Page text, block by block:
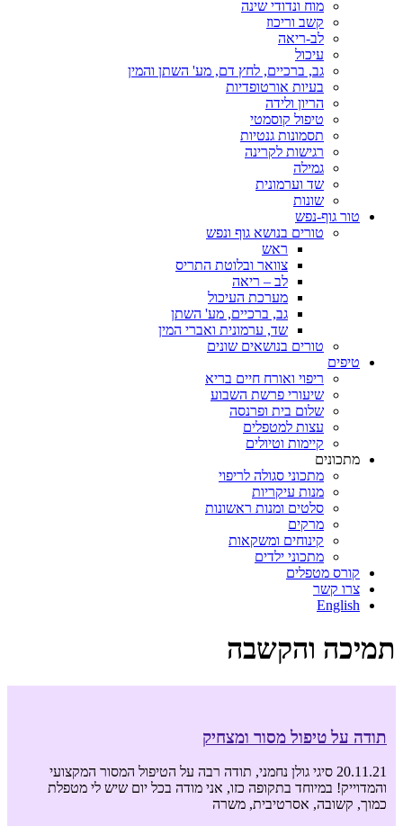
מוח ונדודי שינה
קשב וריכוז
לב-ריאה
עיכול
גב, ברכיים, לחץ דם, מע' השתן והמין
בעיות אורטופדיות
הריון ולידה
טיפול קוסמטי
תסמונות גנטיות
רגישות לקרינה
גמילה
שד וערמונית
שונות
טור גוף-נפש
טורים בנושא גוף ונפש
ראש
צוואר ובלוטת התריס
לב – ריאה
מערכת העיכול
גב, ברכיים, מע' השתן
שד, ערמונית ואברי המין
טורים בנושאים שונים
טיפים
ריפוי ואורח חיים בריא
שיעורי פרשת השבוע
שלום בית ופרנסה
עצות למטפלים
קיימות וטיולים
מתכונים
מתכוני סגולה לריפוי
מנות עיקריות
סלטים ומנות ראשונות
מרקים
קינוחים ומשקאות
מתכוני ילדים
קורס מטפלים
צרו קשר
English
תמיכה והקשבה
תודה על טיפול מסור ומצחיק
20.11.21 סיגי גולן נחמני, תודה רבה על הטיפול המסור המקצועי
והמדוייק! במיוחד בתקופה כזו, אני מודה בכל יום שיש לי מטפלת
כמוך, קשובה, אסרטיבית, משרה